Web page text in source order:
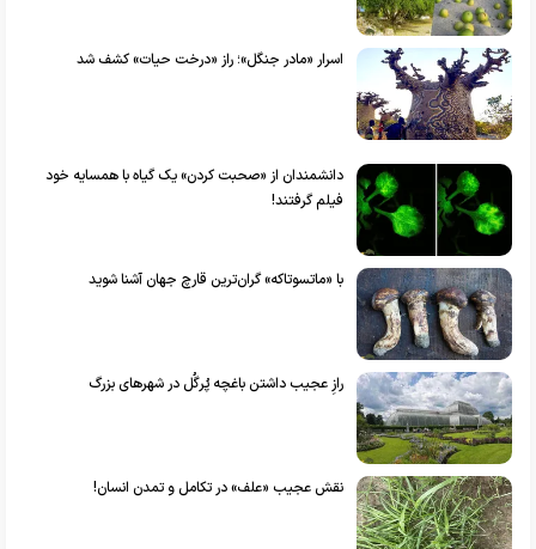
اسرار «مادر جنگل»؛ راز «درخت حیات» کشف شد
دانشمندان از «صحبت کردن» یک گیاه با همسایه خود
فیلم گرفتند!
با «ماتسوتاکه» گران‌ترین قارچ جهان آشنا شوید
رازِ عجیب داشتن باغچه پُرگُل در شهر‌های بزرگ
نقش عجیب «علف» در تکامل و تمدن انسان!